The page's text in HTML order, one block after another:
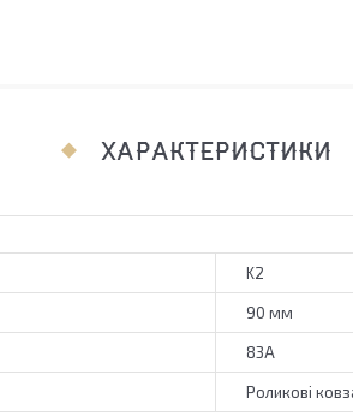
ХАРАКТЕРИСТИКИ
K2
90 мм
83А
Роликові